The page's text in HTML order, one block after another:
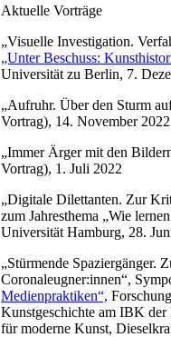
Aktuelle Vorträge
„Visuelle Investigation.
„Unter Beschuss:
Universität zu Berlin, 7.
„Aufruhr. Über den Sturm
Vortrag), 14. November 2022
„Immer Ärger mit den
Vortrag), 1. Juli 2022
„Digitale Dilettanten. Zur
zum Jahresthema „Wie
Universität Hamburg, 28.
„Stürmende Spaziergänger.
Coronaleugner:innen“,
Medienpraktiken“,
Kunstgeschichte am IBK der
für moderne Kunst,